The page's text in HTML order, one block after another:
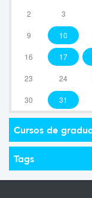
2 3
9 10
16 17
23 24
30 31
Cursos de
Tags